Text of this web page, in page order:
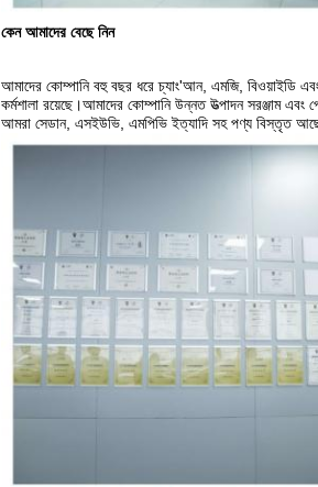
কেন আমাদের বেছে নিন
আমাদের কোম্পানি বহু বছর ধরে চ্যাং'আন, এমজি, বিওয়াইডি
কর্মশালা রয়েছে।আমাদের কোম্পানি উন্নত উত্পাদন সরঞ্জাম
আমরা সেডান, এসইউভি, এমপিভি ইত্যাদি সহ পণ্য বিস্তৃত